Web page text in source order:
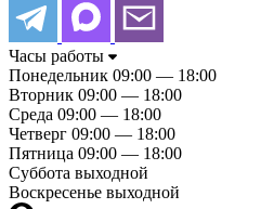
Часы работы
Понедельник 09:00 — 18:00
Вторник 09:00 — 18:00
Среда 09:00 — 18:00
Четверг 09:00 — 18:00
Пятница 09:00 — 18:00
Суббота выходной
Воскресенье выходной